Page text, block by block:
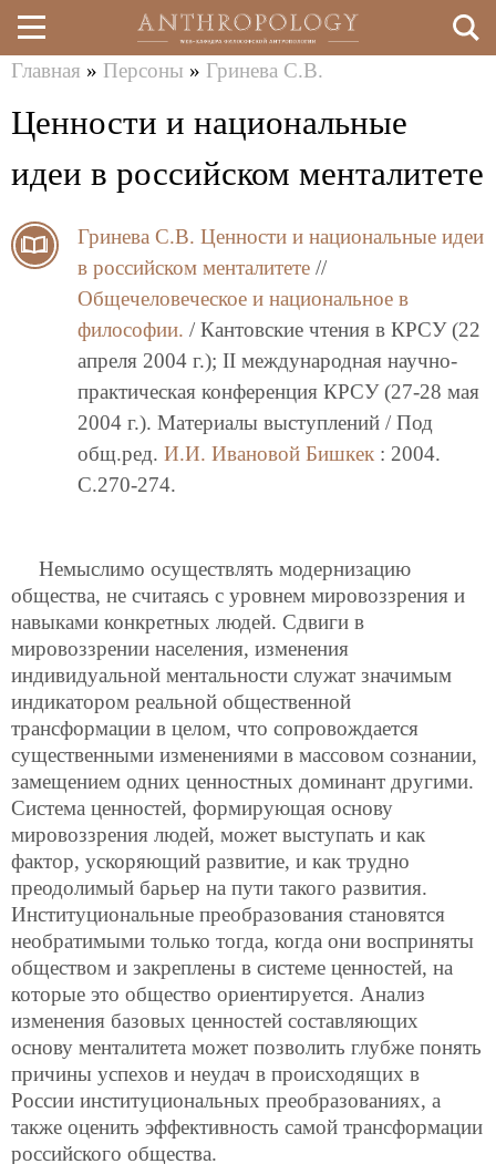
Перейти
к
основному
здесь
Главная » Персоны » Гринева С.В.
Ценности и национальные
идеи в российском менталитете
Гринева С.В. Ценности и национальные идеи
в российском менталитете //
Общечеловеческое и национальное в
философии. / Кантовские чтения в КРСУ (22
апреля 2004 г.); II международная научно-
практическая конференция КРСУ (27-28 мая
2004 г.). Материалы выступлений / Под
общ.ред. И.И. Ивановой Бишкек : 2004.
C.270-274.
Немыслимо осуществлять модернизацию
общества, не считаясь с уровнем мировоззрения и
навыками конкретных людей. Сдвиги в
мировоззрении населения, изменения
индивидуальной ментальности служат значимым
индикатором реальной общественной
трансформации в целом, что сопровождается
существенными изменениями в массовом сознании,
замещением одних ценностных доминант другими.
Система ценностей, формирующая основу
мировоззрения людей, может выступать и как
фактор, ускоряющий развитие, и как трудно
преодолимый барьер на пути такого развития.
Институциональные преобразования становятся
необратимыми только тогда, когда они восприняты
обществом и закреплены в системе ценностей, на
которые это общество ориентируется. Анализ
изменения базовых ценностей составляющих
основу менталитета может позволить глубже понять
причины успехов и неудач в происходящих в
России институциональных преобразованиях, а
также оценить эффективность самой трансформации
российского общества.